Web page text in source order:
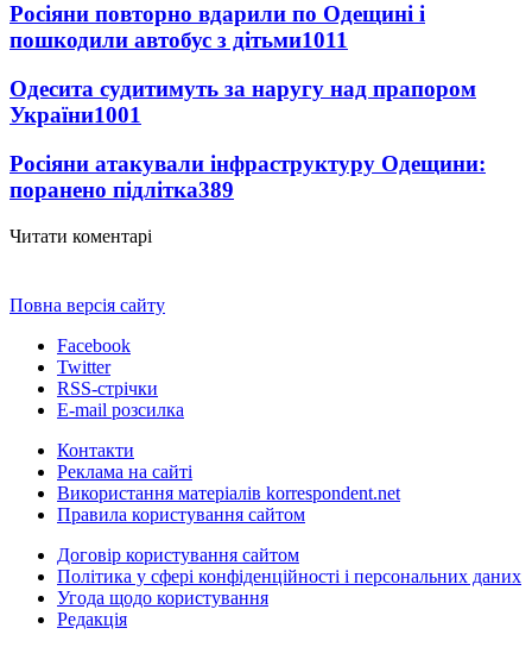
Росіяни повторно вдарили по Одещині і
пошкодили автобус з дітьми1011
Одесита судитимуть за наругу над прапором
України1001
Росіяни атакували інфраструктуру Одещини:
поранено підлітка389
Читати коментарі
Повна версія сайту
Facebook
Twitter
RSS-стрічки
E-mail розсилка
Контакти
Реклама на сайті
Використання матеріалів korrespondent.net
Правила користування сайтом
Договір користування сайтом
Політика у сфері конфіденційності і персональних даних
Угода щодо користування
Редакція